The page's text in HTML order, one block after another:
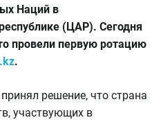
Наций в
(ЦАР). Сегодня
провели первую ротацию
.
решение, что страна
участвующих в